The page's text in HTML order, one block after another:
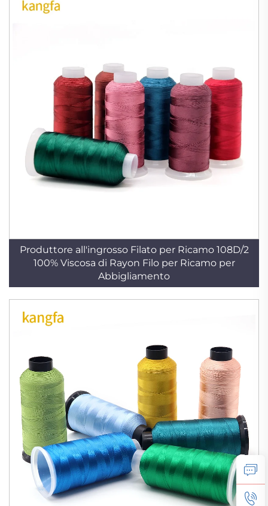
Produttore all'ingrosso Filato per Ricamo 108D/2
100% Viscosa di Rayon Filo per Ricamo per
Abbigliamento